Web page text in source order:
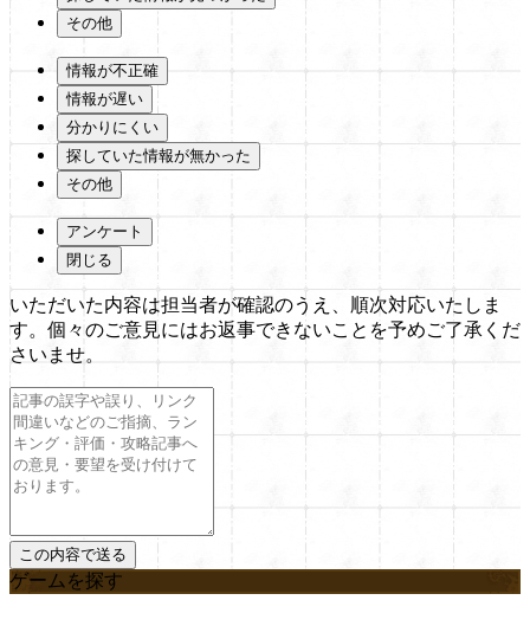
その他
情報が不正確
情報が遅い
分かりにくい
探していた情報が無かった
その他
アンケート
閉じる
いただいた内容は担当者が確認のうえ、順次対応いたしま
す。個々のご意見にはお返事できないことを予めご了承くだ
さいませ。
ゲームを探す